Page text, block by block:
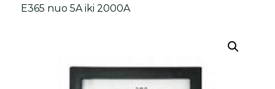
E365 nuo 5A iki 2000A